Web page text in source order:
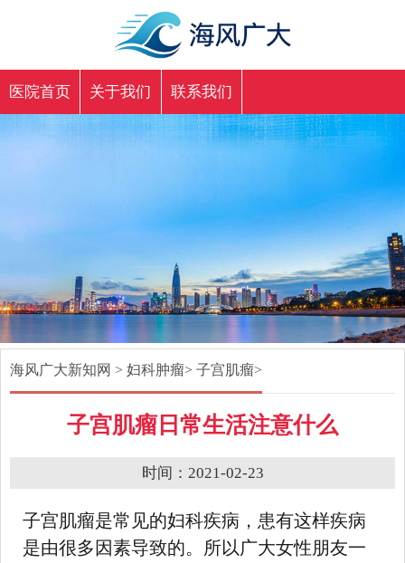
医院首页 关于我们 联系我们
海风广大新知网 >妇科肿瘤>子宫肌瘤>
子宫肌瘤日常生活注意什么
时间：2021-02-23
子宫肌瘤是常见的妇科疾病，患有这样疾病
是由很多因素导致的。所以广大女性朋友一